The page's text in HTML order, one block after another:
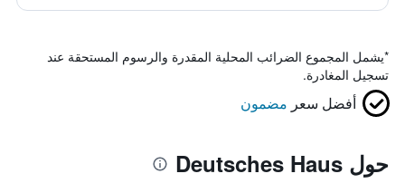
*يشمل المجموع الضرائب المحلية المقدرة والرسوم المستحقة عند
تسجيل المغادرة.
أفضل سعر مضمون
حول Deutsches Haus